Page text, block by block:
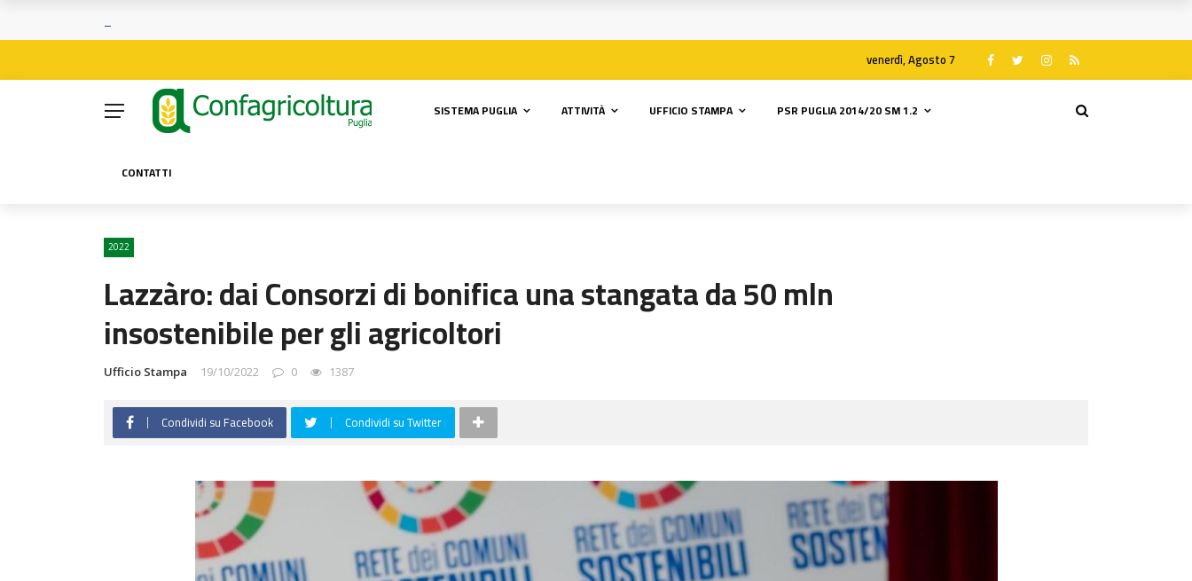
venerdì, Agosto 7
SISTEMA PUGLIA ATTIVITÀ UFFICIO STAMPA PSR PUGLIA 2014/20 SM 1.2
CONTATTI
2022
Lazzàro: dai Consorzi di bonifica una stangata da 50 mln
insostenibile per gli agricoltori
Ufficio Stampa 19/10/2022 0 1387
Condividi su Facebook Condividi su Twitter